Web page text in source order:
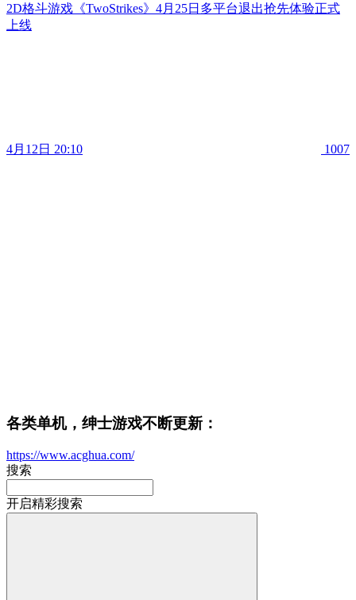
2D格斗游戏《TwoStrikes》4月25日多平台退出抢先体验正式
上线
4月12日 20:10 1007
各类单机，绅士游戏不断更新：
https://www.acghua.com/
搜索
开启精彩搜索